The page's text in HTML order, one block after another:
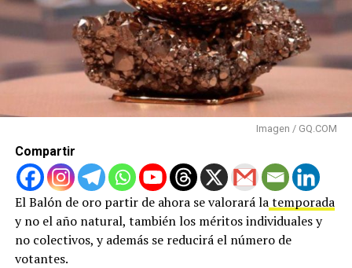
Imagen / GQ.COM
Compartir
El Balón de oro partir de ahora se valorará latemporada
y no el año natural, también los méritos individuales y
no colectivos, y además se reducirá el número de
votantes.